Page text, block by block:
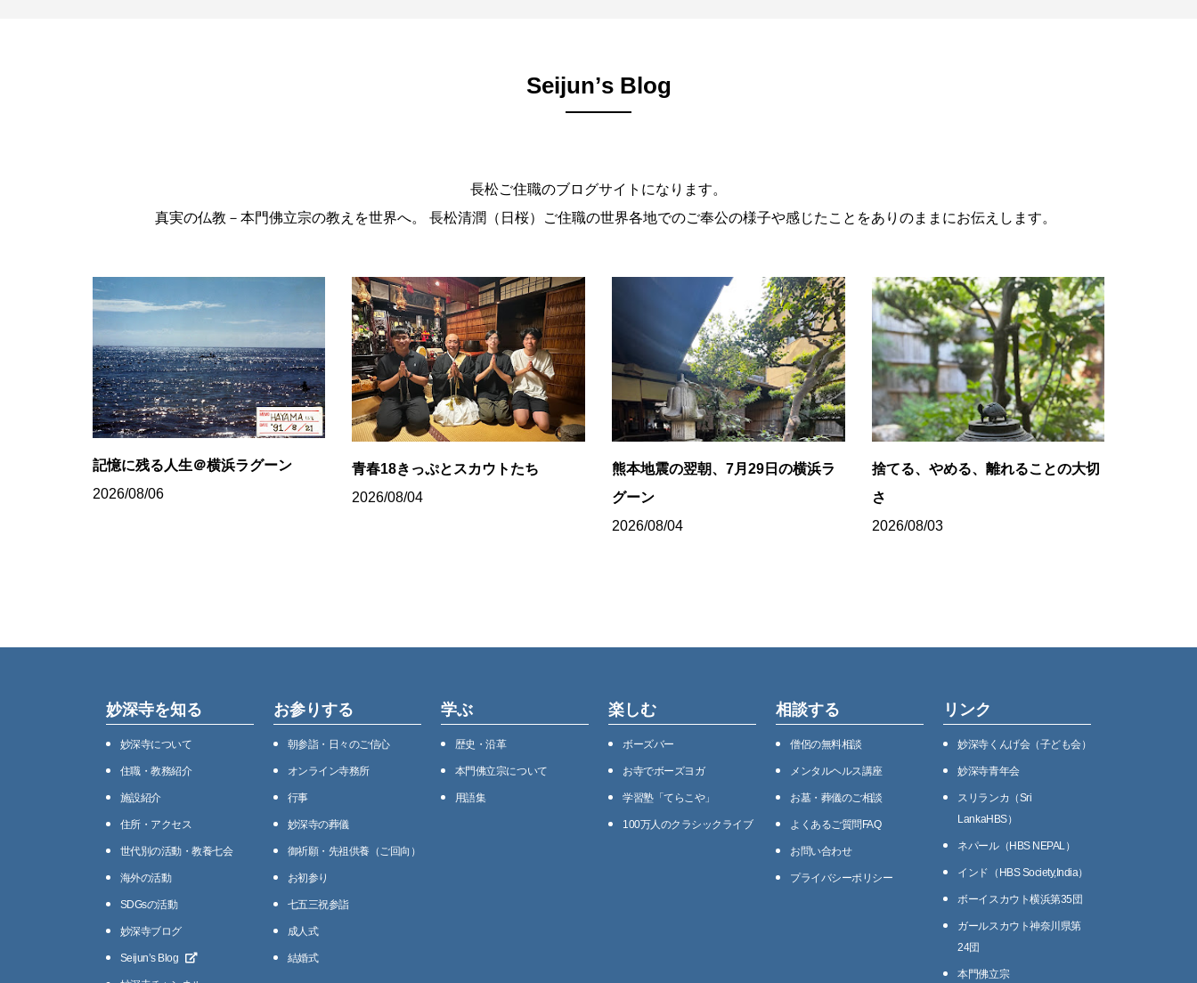
Seijunʼs Blog
長松ご住職のブログサイトになります。
真実の仏教－本門佛立宗の教えを世界へ。 長松清潤（日桜）ご住職の世界各地でのご奉公の様子や感じたことをありのままにお伝えします。
記憶に残る人生＠横浜ラグーン
2026/08/06
青春18きっぷとスカウトたち
2026/08/04
熊本地震の翌朝、7月29日の横浜ラ
グーン
2026/08/04
捨てる、やめる、離れることの大切
さ
2026/08/03
妙深寺を知る
妙深寺について
住職・教務紹介
施設紹介
住所・アクセス
世代別の活動・教養七会
海外の活動
SDGsの活動
妙深寺ブログ
Seijunʼs Blog
お参りする
朝参詣・日々のご信心
オンライン寺務所
⾏事
妙深寺の葬儀
御祈願・先祖供養（ご回向）
お初参り
七五三祝参詣
成人式
結婚式
学ぶ
歴史・沿⾰
本⾨佛⽴宗について
用語集
楽しむ
ボーズバー
お寺でボーズヨガ
学習塾「てらこや」
100万⼈のクラシックライブ
相談する
僧侶の無料相談
メンタルヘルス講座
お墓・葬儀のご相談
よくあるご質問FAQ
お問い合わせ
プライバシーポリシー
リンク
妙深寺くんげ会（⼦ども会）
妙深寺⻘年会
スリランカ（Sri
LankaHBS）
ネパール（HBS NEPAL）
インド（HBS Society,India）
ボーイスカウト横浜第35団
ガールスカウト神奈川県第
24団
本門佛立宗